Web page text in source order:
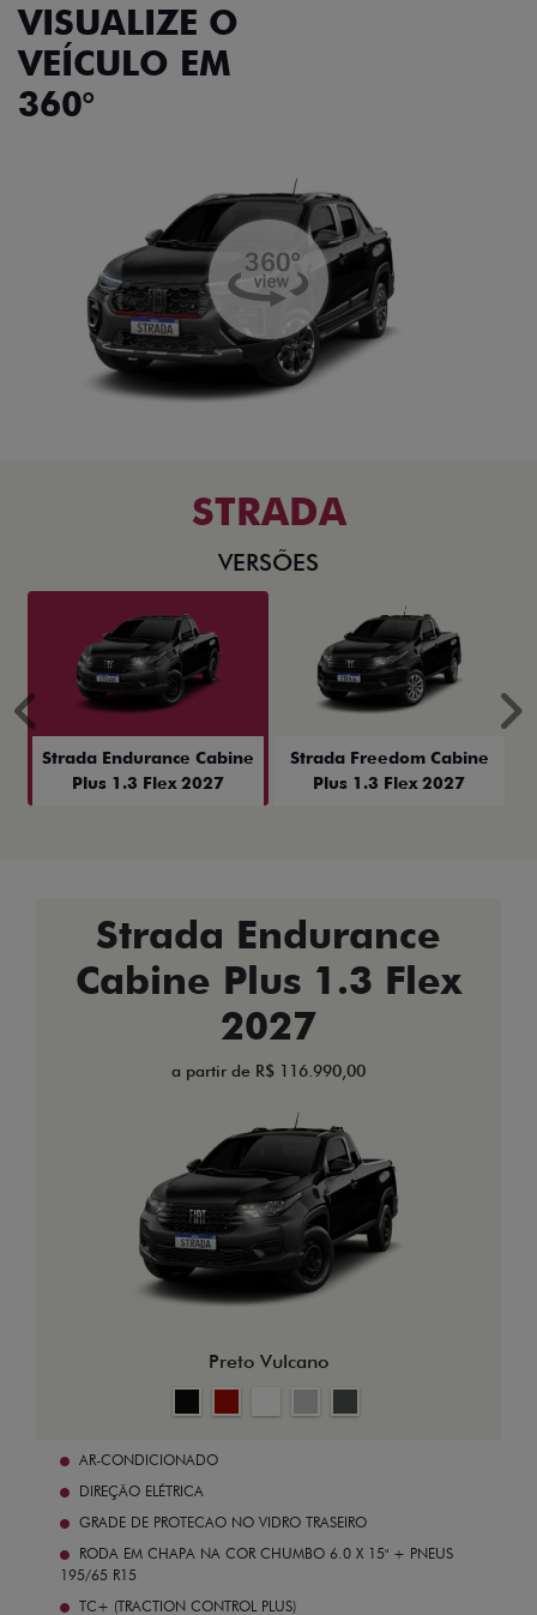
VISUALIZE O
VEÍCULO EM
360°
STRADA
VERSÕES
Strada Endurance Cabine
Plus 1.3 Flex 2027
Strada Freedom Cabine
Plus 1.3 Flex 2027
Anterior
Strada Endurance
Cabine Plus 1.3 Flex
2027
a partir de R$ 116.990,00
Preto Vulcano
AR-CONDICIONADO
DIREÇÃO ELÉTRICA
GRADE DE PROTECAO NO VIDRO TRASEIRO
RODA EM CHAPA NA COR CHUMBO 6.0 X 15" + PNEUS
195/65 R15
TC+ (TRACTION CONTROL PLUS)